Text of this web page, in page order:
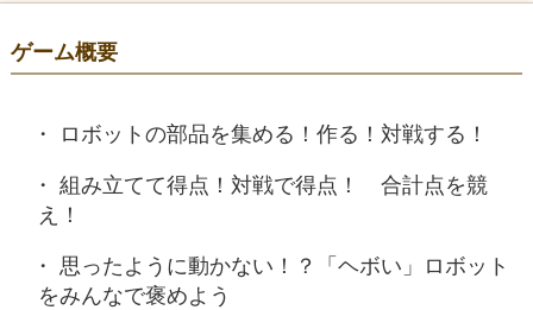
ゲーム概要
ロボットの部品を集める！作る！対戦する！
組み立てて得点！対戦で得点！ 合計点を競
え！
思ったように動かない！？「ヘボい」ロボット
をみんなで褒めよう